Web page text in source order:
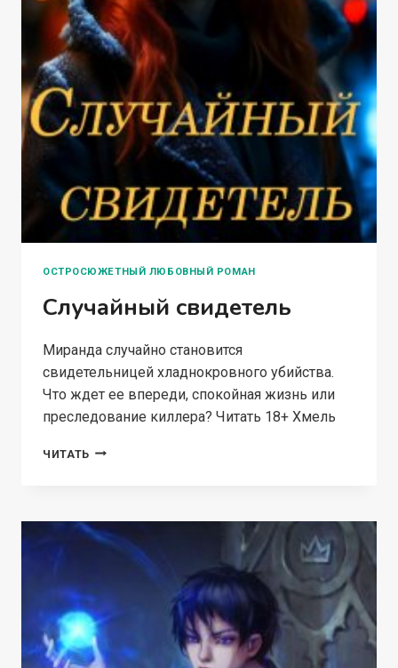
ОСТРОСЮЖЕТНЫЙ ЛЮБОВНЫЙ РОМАН
Случайный свидетель
Миранда случайно становится
свидетельницей хладнокровного убийства.
Что ждет ее впереди, спокойная жизнь или
преследование киллера? Читать 18+ Хмель
ЧИТАТЬ СЛУЧАЙНЫЙ